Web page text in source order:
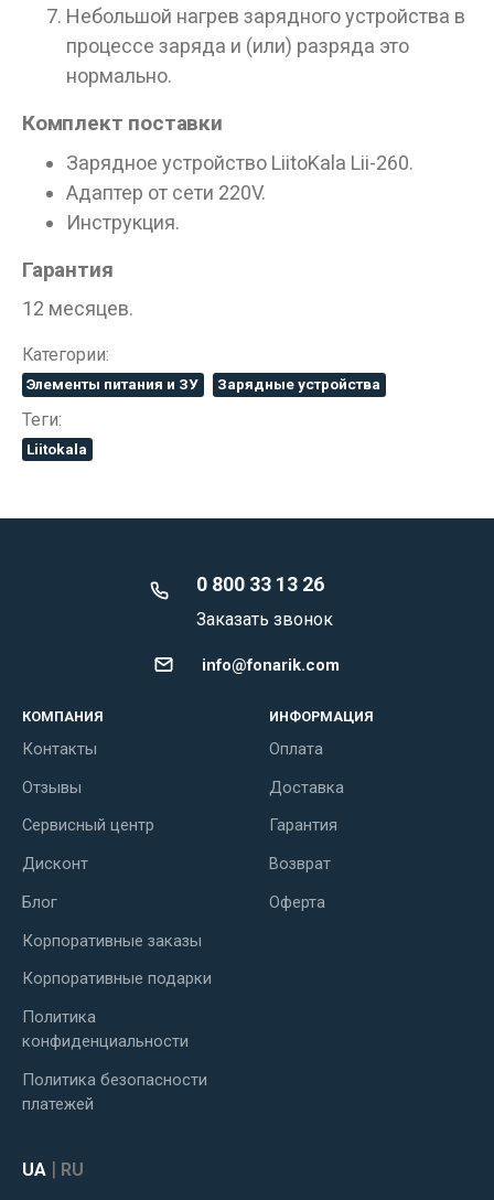
Небольшой нагрев зарядного устройства в
процессе заряда и (или) разряда это
нормально.
Комплект поставки
Зарядное устройство LiitoKala Lii-260.
Адаптер от сети 220V.
Инструкция.
Гарантия
12 месяцев.
Категории:
Элементы питания и ЗУ Зарядные устройства
Теги:
Liitokala
0 800 33 13 26
Заказать звонок
info@fonarik.com
КОМПАНИЯ
Контакты
Отзывы
Сервисный центр
Дисконт
Блог
Корпоративные заказы
Корпоративные подарки
Политика
конфиденциальности
Политика безопасности
платежей
ИНФОРМАЦИЯ
Оплата
Доставка
Гарантия
Возврат
Оферта
UA | RU